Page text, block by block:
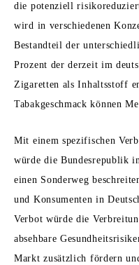
die potenziell
wird in verschiedenen
Bestandteil der
Prozent der derzeit im
Zigaretten als Inhaltsstoff
Tabakgeschmack können
Mit einem spezifischen
würde die Bundesrepublik
einen Sonderweg
und Konsumenten in
Verbot würde die
absehbare
Markt zusätzlich fördern